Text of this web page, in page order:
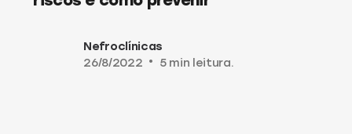
Nefroclínicas
26/8/2022
• 5 min leitura.